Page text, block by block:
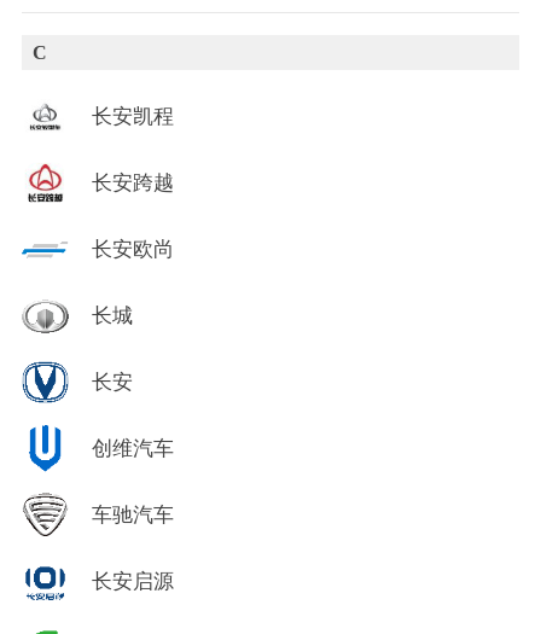
C
长安凯程
长安跨越
长安欧尚
长城
长安
创维汽车
车驰汽车
长安启源